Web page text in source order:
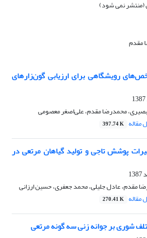
مقدم
رویشگاهی برای ارزیابی گون‌زارهای
محمدرضا مقدم، علی‌اصغر معصومی
مقاله 397.74 K
پوشش تاجی و تولید گیاهان مرتعی در
مقدم، عادل جلیلی، محمد جعفری، حسین ارزانی
مقاله 270.41 K
شوری بر جوانه زنی سه گونه مرتعی